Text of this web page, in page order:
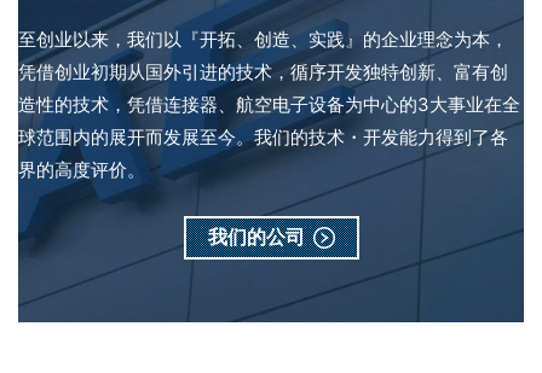
至创业以来，我们以『开拓、创造、实践』的企业理念为本，
凭借创业初期从国外引进的技术，循序开发独特创新、富有创
造性的技术，凭借连接器、航空电子设备为中心的3大事业在全
球范围内的展开而发展至今。我们的技术・开发能力得到了各
界的高度评价。
我们的公司